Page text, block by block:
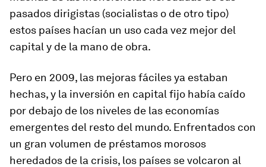
pasados dirigistas (socialistas o de otro tipo)
estos países hacían un uso cada vez mejor del
capital y de la mano de obra.
Pero en 2009, las mejoras fáciles ya estaban
hechas, y la inversión en capital fijo había caído
por debajo de los niveles de las economías
emergentes del resto del mundo. Enfrentados con
un gran volumen de préstamos morosos
heredados de la crisis, los países se volcaron al